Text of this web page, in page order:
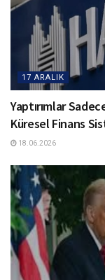
17 ARALIK
Yaptırımlar
Küresel Finans
18.06.2026